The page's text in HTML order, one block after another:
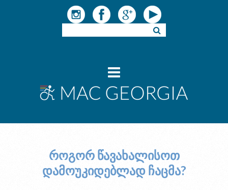
როგორ წავახალისოთ
დამოუკიდებლად ჩაცმა?